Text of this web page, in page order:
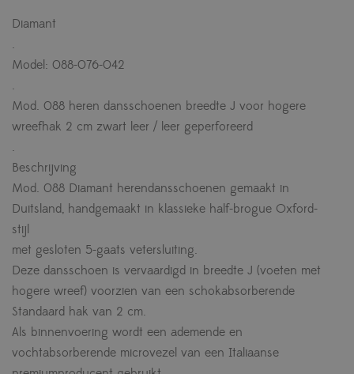
Diamant
.
Model: 088-076-042
.
Mod. 088 heren dansschoenen breedte J voor hogere
wreefhak 2 cm zwart leer / leer geperforeerd
.
Beschrijving
Mod. 088 Diamant herendansschoenen gemaakt in
Duitsland, handgemaakt in klassieke half-brogue Oxford-
stijl
met gesloten 5-gaats vetersluiting.
Deze dansschoen is vervaardigd in breedte J (voeten met
hogere wreef) voorzien van een schokabsorberende
Standaard hak van 2 cm.
Als binnenvoering wordt een ademende en
vochtabsorberende microvezel van een Italiaanse